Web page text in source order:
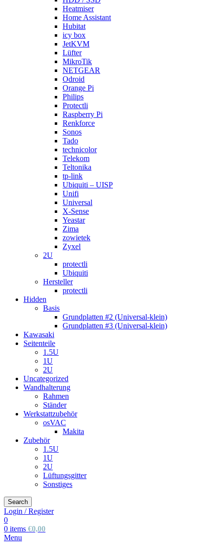
Heatmiser
Home Assistant
Hubitat
icy box
JetKVM
Lüfter
MikroTik
NETGEAR
Odroid
Orange Pi
Philips
Protectli
Raspberry Pi
Renkforce
Sonos
Tado
technicolor
Telekom
Teltonika
tp-link
Ubiquiti – UISP
Unifi
Universal
X-Sense
Yeastar
Zima
zowietek
Zyxel
2U
protectli
Ubiquiti
Hersteller
protectli
Hidden
Basis
Grundplatten #2 (Universal-klein)
Grundplatten #3 (Universal-klein)
Kawasaki
Seitenteile
1.5U
1U
2U
Uncategorized
Wandhalterung
Rahmen
Ständer
Werkstattzubehör
osVAC
Makita
Zubehör
1.5U
1U
2U
Lüftungsgitter
Sonstiges
Search
Login / Register
0
0 items €0,00
Menu